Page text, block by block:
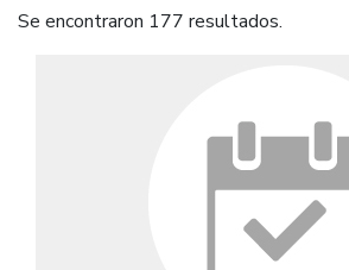
Se encontraron 177 resultados.